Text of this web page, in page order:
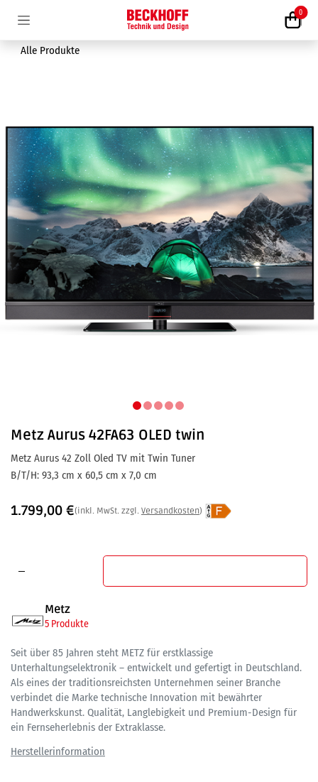
0
Alle Produkte
Metz Aurus 42FA63 OLED twin
Metz Aurus 42 Zoll Oled TV mit Twin Tuner
B/T/H: 93,3 cm x 60,5 cm x 7,0 cm
1.799,00 €(inkl. MwSt. zzgl. Versandkosten)
Metz
5 Produkte
Seit über 85 Jahren steht METZ für erstklassige
Unterhaltungselektronik – entwickelt und gefertigt in Deutschland.
Als eines der traditionsreichsten Unternehmen seiner Branche
verbindet die Marke technische Innovation mit bewährter
Handwerkskunst. Qualität, Langlebigkeit und Premium-Design für
ein Fernseherlebnis der Extraklasse.